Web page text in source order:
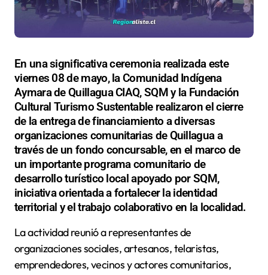
En una significativa ceremonia realizada este
viernes 08 de mayo, la Comunidad Indígena
Aymara de Quillagua CIAQ, SQM y la Fundación
Cultural Turismo Sustentable realizaron el cierre
de la entrega de financiamiento a diversas
organizaciones comunitarias de Quillagua a
través de un fondo concursable, en el marco de
un importante programa comunitario de
desarrollo turístico local apoyado por SQM,
iniciativa orientada a fortalecer la identidad
territorial y el trabajo colaborativo en la localidad.
La actividad reunió a representantes de
organizaciones sociales, artesanos, telaristas,
emprendedores, vecinos y actores comunitarios,